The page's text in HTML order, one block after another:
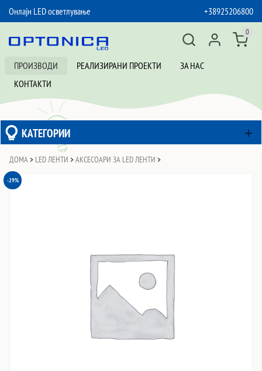
Онлајн LED осветлување
+38925206800
ПРОИЗВОДИ РЕАЛИЗИРАНИ ПРОЕКТИ
ЗА НАС
КОНТАКТИ
0
КАТЕГОРИИ
ДОМА > LED ЛЕНТИ >АКСЕСОАРИ ЗА LED ЛЕНТИ >
-29%